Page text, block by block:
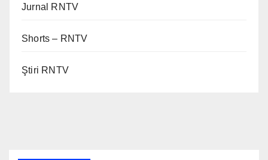
Jurnal RNTV
Shorts – RNTV
Ştiri RNTV